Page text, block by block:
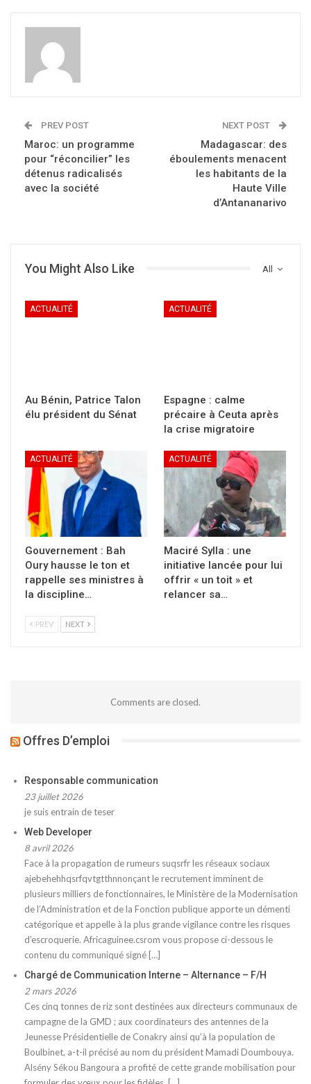
PREV POST
Maroc: un programme
pour “réconcilier” les
détenus radicalisés
avec la société
NEXT POST
Madagascar: des
éboulements menacent
les habitants de la
Haute Ville
d’Antananarivo
All
You Might Also Like
ACTUALITÉ
Au Bénin, Patrice Talon
élu président du Sénat
ACTUALITÉ
Espagne : calme
précaire à Ceuta après
la crise migratoire
ACTUALITÉ
Gouvernement : Bah
Oury hausse le ton et
rappelle ses ministres à
la discipline…
ACTUALITÉ
Maciré Sylla : une
initiative lancée pour lui
offrir « un toit » et
relancer sa…
PREV NEXT
Comments are closed.
Offres D’emploi
Responsable communication
23 juillet 2026
je suis entrain de teser
Web Developer
8 avril 2026
Face à la propagation de rumeurs suqsrfr les réseaux sociaux
ajebehehhqsrfqvtgtthnnonçant le recrutement imminent de
plusieurs milliers de fonctionnaires, le Ministère de la Modernisation
de l’Administration et de la Fonction publique apporte un démenti
catégorique et appelle à la plus grande vigilance contre les risques
d’escroquerie. Africaguinee.csrom vous propose ci-dessous le
contenu du communiqué signé […]
Chargé de Communication Interne – Alternance – F/H
2 mars 2026
Ces cinq tonnes de riz sont destinées aux directeurs communaux de
campagne de la GMD ; aux coordinateurs des antennes de la
Jeunesse Présidentielle de Conakry ainsi qu’à la population de
Boulbinet, a-t-il précisé au nom du président Mamadi Doumbouya.
Alsény Sékou Bangoura a profité de cette grande mobilisation pour